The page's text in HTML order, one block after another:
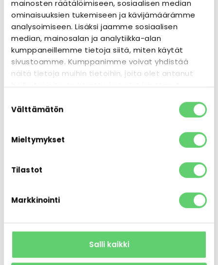
mainosten räätälöimiseen, sosiaalisen median
ominaisuuksien tukemiseen ja kävijämäärämme
analysoimiseen. Lisäksi jaamme sosiaalisen
median, mainosalan ja analytiikka-alan
kumppaneillemme tietoja siitä, miten käytät
sivustoamme. Kumppanimme voivat yhdistää
näitä tietoja muihin tietoihin, joita olet antanut
heille tai joita on kerätty, kun olet käyttänyt
valinta
Välttämätön
Mieltymykset
Tilastot
Markkinointi
Salli kaikki
Galleria